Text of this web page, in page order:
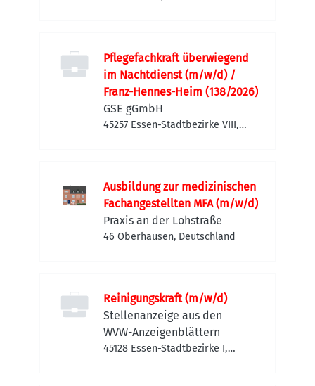
Pflegefachkraft überwiegend
im Nachtdienst (m/w/d) /
Franz-Hennes-Heim (138/2026)
GSE gGmbH
45257 Essen-Stadtbezirke VIII,
Ausbildung zur medizinischen
Fachangestellten MFA (m/w/d)
Praxis an der Lohstraße
46 Oberhausen, Deutschland
Reinigungskraft (m/w/d)
Stellenanzeige aus den
WVW-Anzeigenblättern
45128 Essen-Stadtbezirke I,